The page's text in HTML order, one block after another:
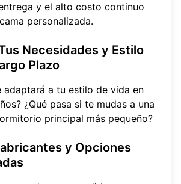
y el alto costo continuo
personalizada.
Necesidades y Estilo
Plazo
adaptará a tu estilo de vida en
¿Qué pasa si te mudas a una
principal más pequeño?
y Opciones